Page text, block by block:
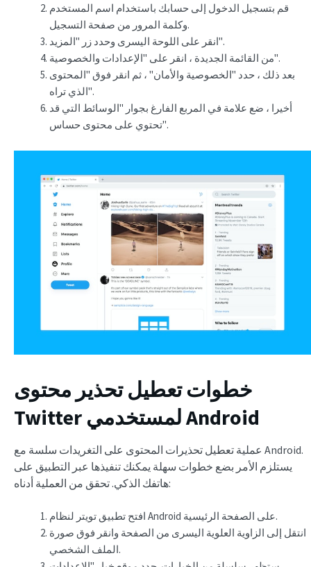
قم بتسجيل الدخول إلى حسابك باستخدام اسم المستخدم
وكلمة المرور من صفحة التسجيل.
انقر على اللوحة اليسرى وحدد زر "المزيد".
من القائمة الجديدة ، انقر على "الإعدادات والخصوصية".
بعد ذلك ، حدد "الخصوصية والأمان" ، ثم انقر فوق "المحتوى
الذي تراه".
أخيرا ، ضع علامة في المربع الفارغ بجوار "الوسائط التي قد
تحتوي على محتوى حساس".
خطوات تعطيل تحذير محتوى
Twitter لمستخدمي Android
عملية تعطيل تحذيرات المحتوى على التغريدات سلسة مع Android.
يستلزم الأمر بضع خطوات سهلة يمكنك تنفيذها عبر التطبيق على
هاتفك الذكي. تحقق من العملية أدناه:
افتح تطبيق تويتر لنظام Android على الصفحة الرئيسية.
انتقل إلى الزاوية العلوية اليسرى من الصفحة وانقر فوق صورة
الملف الشخصي.